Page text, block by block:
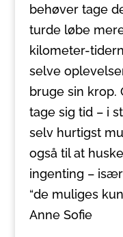
behøver tage
turde løbe
kilometer-
selve
bruge sin krop.
tage sig tid – i
selv hurtigst
også til at
ingenting –
“de muliges
Anne Sofie